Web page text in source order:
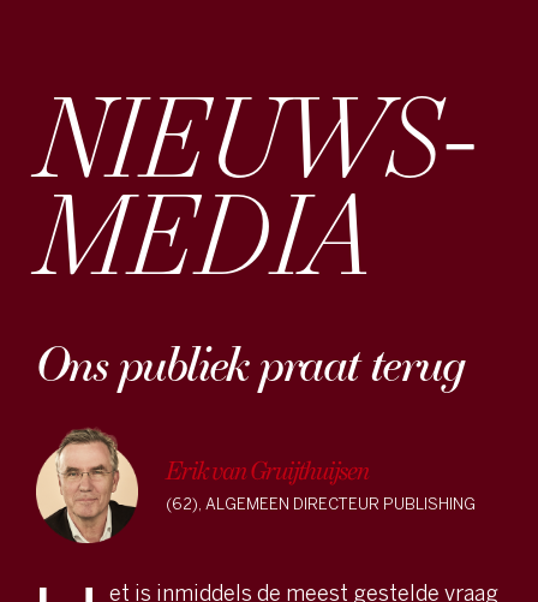
NIEUWS­
MEDIA
Ons publiek praat terug
Erik van Gruijthuijsen
(62), ALGEMEEN DIRECTEUR PUBLISHING
et is inmiddels de meest gestelde vraag